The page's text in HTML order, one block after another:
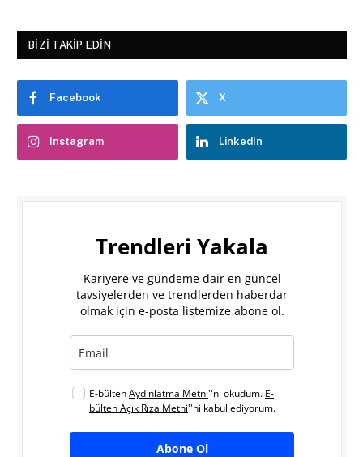
BIZI TAKIP EDIN
Facebook X
Instagram LinkedIn
Trendleri Yakala
Kariyere ve gündeme dair en güncel
tavsiyelerden ve trendlerden haberdar
olmak için e-posta listemize abone ol.
E-bültenAydınlatma Metni''ni okudum. E-
bülten Açık Rıza Metni''ni kabul ediyorum.
Abone Ol